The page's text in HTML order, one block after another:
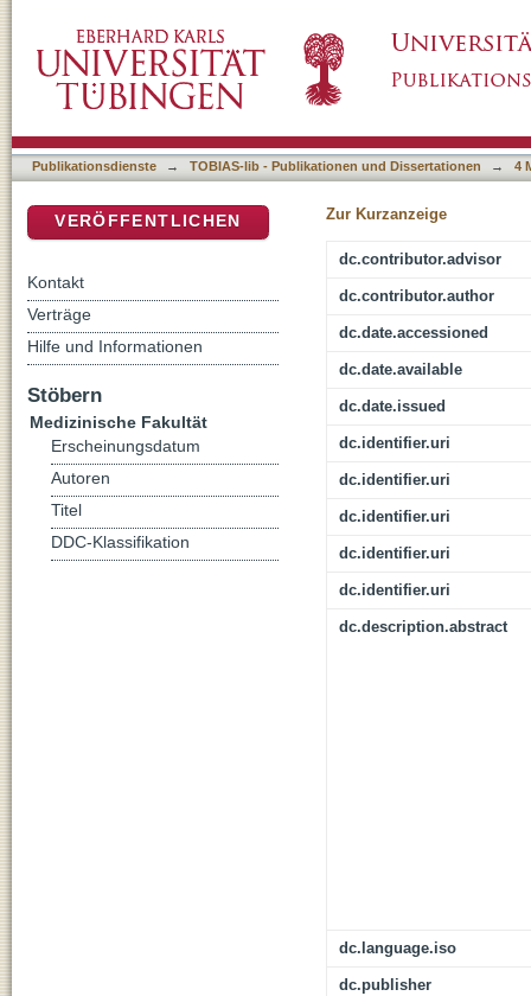
Verschlussapparat am Großtiermodell der
Publikationsdienste → TOBIAS-lib - Publikationen und Dissertationen → 4
Zur Kurzanzeige
dc.contributor.advisor
dc.contributor.author
dc.date.accessioned
dc.date.available
dc.date.issued
dc.identifier.uri
dc.identifier.uri
dc.identifier.uri
dc.identifier.uri
dc.identifier.uri
dc.description.abstract
dc.language.iso
dc.publisher
VERÖFFENTLICHEN
Kontakt
Verträge
Hilfe und Informationen
Stöbern
Medizinische Fakultät
Erscheinungsdatum
Autoren
Titel
DDC-Klassifikation